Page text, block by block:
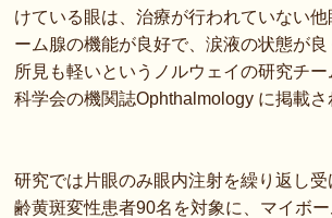
けている眼は、治療が行われていない
ーム腺の機能が良好で、涙液の状態が
所見も軽いというノルウェイの研究チ
科学会の機関誌Ophthalmology に掲載さ
研究では片眼のみ眼内注射を繰り返し
齢黄斑変性患者90名を対象に、マイボ